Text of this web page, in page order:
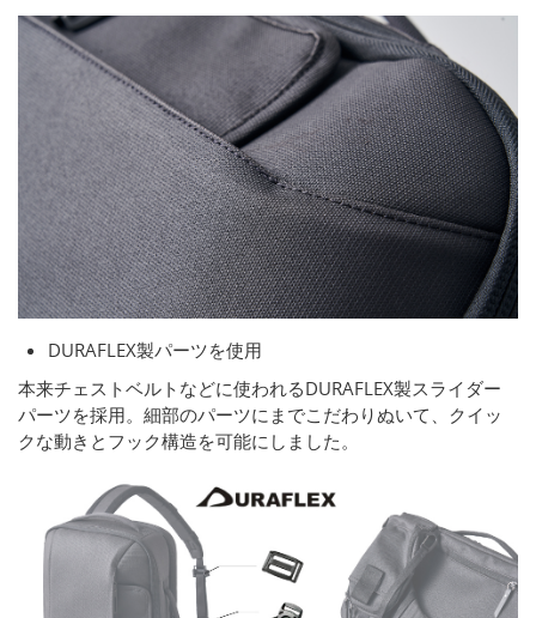
DURAFLEX製パーツを使用
本来チェストベルトなどに使われるDURAFLEX製スライダー
パーツを採用。細部のパーツにまでこだわりぬいて、クイッ
クな動きとフック構造を可能にしました。